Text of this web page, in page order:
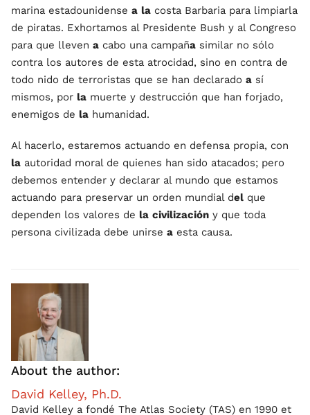
marina estadounidense a la costa Barbaria para limpiarla
de piratas. Exhortamos al Presidente Bush y al Congreso
para que lleven a cabo una campaña similar no sólo
contra los autores de esta atrocidad, sino en contra de
todo nido de terroristas que se han declarado a sí
mismos, por la muerte y destrucción que han forjado,
enemigos de la humanidad.
Al hacerlo, estaremos actuando en defensa propia, con
la autoridad moral de quienes han sido atacados; pero
debemos entender y declarar al mundo que estamos
actuando para preservar un orden mundial del que
dependen los valores de la civilización y que toda
persona civilizada debe unirse a esta causa.
About the author:
David Kelley, Ph.D.
David Kelley a fondé The Atlas Society (TAS) en 1990 et